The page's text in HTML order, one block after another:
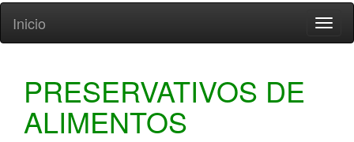
Inicio
PRESERVATIVOS DE
ALIMENTOS